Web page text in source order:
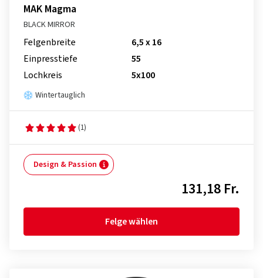
MAK Magma
BLACK MIRROR
Felgenbreite
6,5 x 16
Einpresstiefe
55
Lochkreis
5x100
Wintertauglich
(1)
Design & Passion
131,18 Fr.
Felge wählen